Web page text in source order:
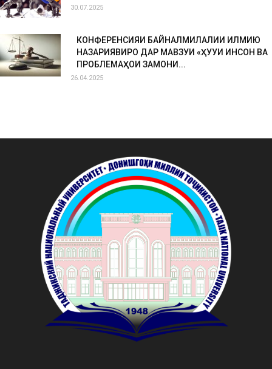
30.07.2025
КОНФЕРЕНСИЯИ БАЙНАЛМИЛАЛИИ ИЛМИЮ
НАЗАРИЯВИРО ДАР МАВЗУИ «ҲУҚУҚИ ИНСОН ВА
ПРОБЛЕМАҲОИ ЗАМОНИ...
26.04.2025